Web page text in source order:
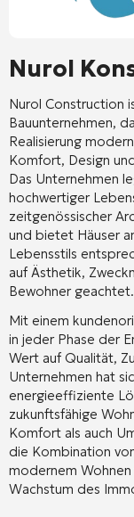
Nurol
Nurol Construction
Bauunternehmen,
Realisierung
Komfort, Design
Das Unternehmen
hochwertiger
zeitgenössischer
und bietet Häuser
Lebensstils
auf Ästhetik,
Bewohner geachtet.
Mit einem
in jeder Phase der
Wert auf Qualität,
Unternehmen hat
energieeffiziente
zukunftsfähige
Komfort als auch
die Kombination
modernem
Wachstum des